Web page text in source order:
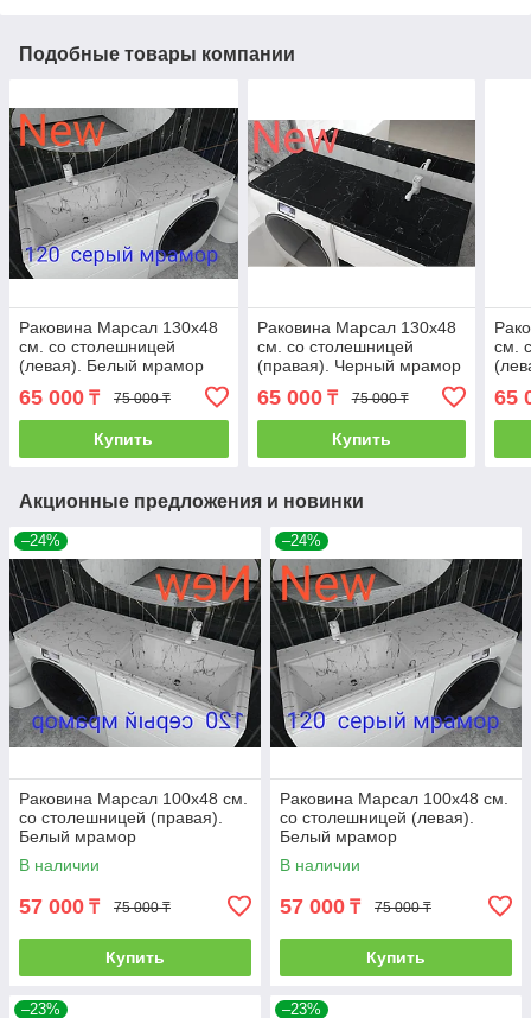
Подобные товары компании
Раковина Марсал 130х48
см. со столешницей
(левая). Белый мрамор
65 000 ₸ 75 000 ₸
Купить
Раковина Марсал 130х48
см. со столешницей
(правая). Черный мрамор
65 000₸ 75 000 ₸
Купить
см.
65
Акционные предложения и новинки
–24%
Раковина Марсал 100х48 см.
со столешницей (правая).
Белый мрамор
В наличии
57 000 ₸ 75 000 ₸
Купить
–24%
Раковина Марсал 100х48 см.
со столешницей (левая).
Белый мрамор
В наличии
57 000 ₸ 75 000 ₸
Купить
–23% –23%